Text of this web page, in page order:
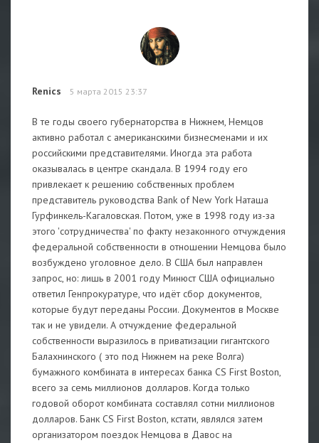
Renics 5 марта 2015 23:37
В те годы своего губернаторства в Нижнем, Немцов
активно работал с американскими бизнесменами и их
российскими представителями. Иногда эта работа
оказывалась в центре скандала. В 1994 году его
привлекает к решению собственных проблем
представитель руководства Bank of New York Наташа
Гурфинкель-Кагаловская. Потом, уже в 1998 году из-за
этого 'сотрудничества' по факту незаконного отчуждения
федеральной собственности в отношении Немцова было
возбуждено уголовное дело. В США был направлен
запрос, но: лишь в 2001 году Минюст США официально
ответил Генпрокуратуре, что идёт сбор документов,
которые будут переданы России. Документов в Москве
так и не увидели. А отчуждение федеральной
собственности выразилось в приватизации гигантского
Балахнинского ( это под Нижнем на реке Волга)
бумажного комбината в интересах банка CS First Boston,
всего за семь миллионов долларов. Когда только
годовой оборот комбината составлял сотни миллионов
долларов. Банк CS First Boston, кстати, являлся затем
организатором поездок Немцова в Давос на